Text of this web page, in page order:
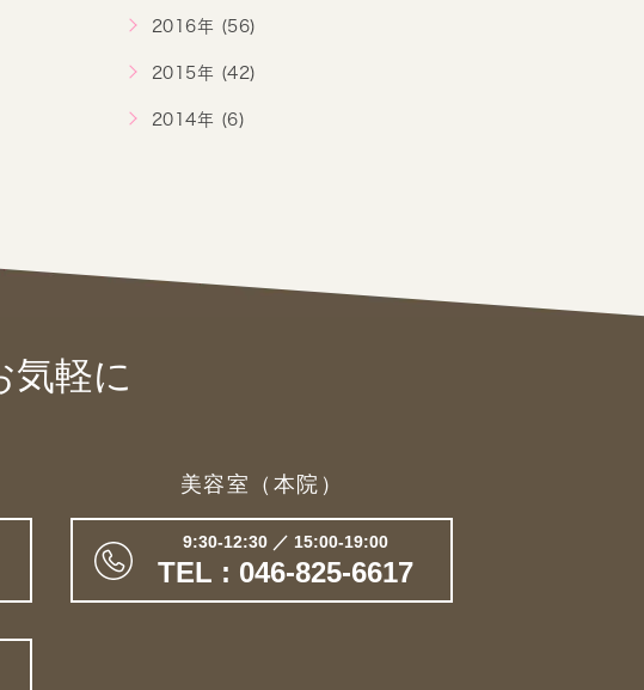
2016年 (56)
2015年 (42)
2014年 (6)
気軽に
美容室（本院）
9:30-12:30 ／ 15:00-19:00
TEL : 046-825-6617